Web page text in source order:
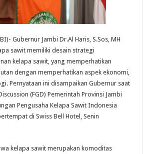
Gubernur Jambi Dr.Al Haris, S.Sos, MH
sawit memiliki desain strategi
kelapa sawit, yang memperhatikan
dengan memperhatikan aspek ekonomi,
Pernyataan ini disampaikan Gubernur saat
(FGD) Pemerintah Provinsi Jambi
Pengusaha Kelapa Sawit Indonesia
di Swiss Bell Hotel, Senin
kelapa sawit merupakan komoditas